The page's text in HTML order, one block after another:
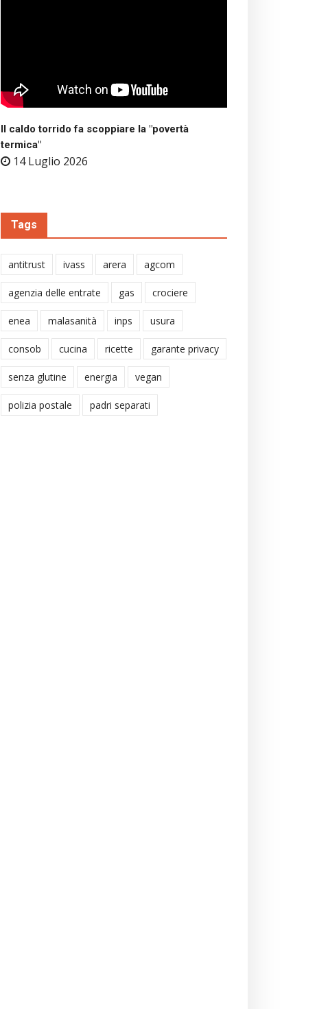
Il caldo torrido fa scoppiare la "povertà
termica"
14 Luglio 2026
Tags
antitrust ivass arera agcom
agenzia delle entrate gas crociere
enea malasanità inps usura
consob cucina ricette garante privacy
senza glutine energia vegan
polizia postale padri separati